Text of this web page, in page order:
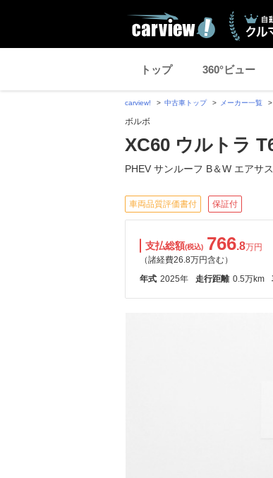
トップ 360°ビュー
carview! 中古車トップ メーカー一覧
ボルボ
XC60 ウルトラ
PHEV サンルーフ B＆W エアサ
車両品質評価書付 保証付
支払総額(税込) 766.8万円
（諸経費26.8万円含む）
年式 2025年 走行距離 0.5万km